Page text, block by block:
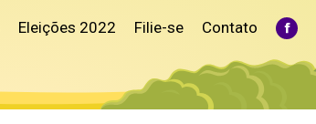
Eleições 2022 Filie-se Contato